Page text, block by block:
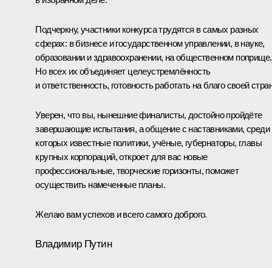
Подчеркну, участники конкурса трудятся в самых разных
сферах: в бизнесе и государственном управлении, в науке,
образовании и здравоохранении, на общественном поприще.
Но всех их объединяет целеустремлённость
и ответственность, готовность работать на благо своей
Уверен, что вы, нынешние финалисты, достойно пройдёте
завершающие испытания, а общение с наставниками, среди
которых известные политики, учёные, губернаторы, главы
крупных корпораций, откроет для вас новые
профессиональные, творческие горизонты, поможет
осуществить намеченные планы.
Желаю вам успехов и всего самого доброго.
Владимир Путин